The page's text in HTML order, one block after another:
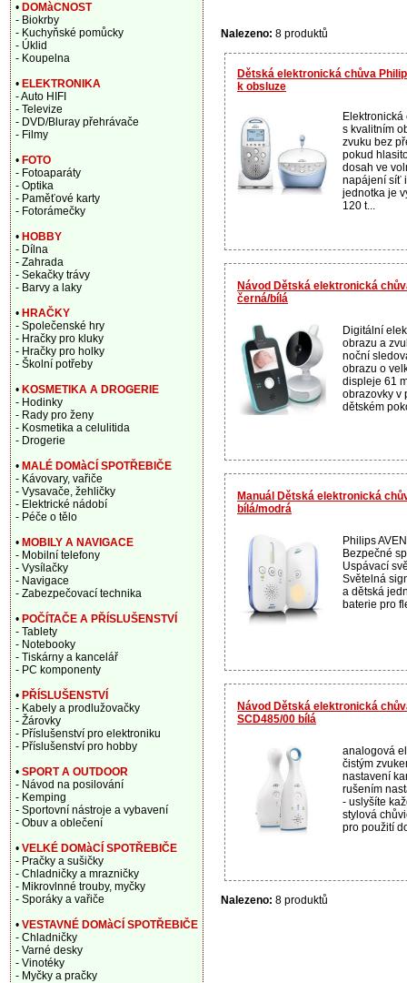
Nalezeno: 8 produktů
Dětská elektronická chůva
k obsluze
s kvalitním
zvuku bez
pokud
dosah ve
napájení síť
jednotka je
120 t...
Návod Dětská elektronická
černá/bílá
Digitální
obrazu a
noční
obrazu o
displeje 61
obrazovky v
dětském
Manuál Dětská elektronická
bílá/modrá
Philips
Bezpečné
Uspávací
Světelná
a dětská
baterie pro
Návod Dětská elektronická
SCD485/00 bílá
analogová
čistým
nastavení
rušením
- uslyšíte
stylová
pro použití
Nalezeno: 8 produktů
• DOMàCNOST
- Biokrby
- Kuchyňské pomůcky
- Úklid
- Koupelna
• ELEKTRONIKA
- Auto HIFI
- Televize
- DVD/Bluray přehrávače
- Filmy
• FOTO
- Fotoaparáty
- Optika
- Paměťové karty
- Fotorámečky
• HOBBY
- Dílna
- Zahrada
- Sekačky trávy
- Barvy a laky
• HRAČKY
- Společenské hry
- Hračky pro kluky
- Hračky pro holky
- Školní potřeby
• KOSMETIKA A DROGERIE
- Hodinky
- Rady pro ženy
- Kosmetika a celulitida
- Drogerie
• MALÉ DOMàCÍ SPOTŘEBIČE
- Kávovary, vařiče
- Vysavače, žehličky
- Elektrické nádobí
- Péče o tělo
• MOBILY A NAVIGACE
- Mobilní telefony
- Vysílačky
- Navigace
- Zabezpečovací technika
• POČÍTAČE A PŘÍSLUŠENSTVÍ
- Tablety
- Notebooky
- Tiskárny a kancelář
- PC komponenty
• PŘÍSLUŠENSTVÍ
- Kabely a prodlužovačky
- Žárovky
- Příslušenství pro elektroniku
- Příslušenství pro hobby
• SPORT A OUTDOOR
- Návod na posilování
- Kemping
- Sportovní nástroje a vybavení
- Obuv a oblečení
• VELKÉ DOMàCÍ SPOTŘEBIČE
- Pračky a sušičky
- Chladničky a mrazničky
- Mikrovlnné trouby, myčky
- Sporáky a vařiče
• VESTAVNÉ DOMàCÍ SPOTŘEBIČE
- Chladničky
- Varné desky
- Vinotéky
- Myčky a pračky